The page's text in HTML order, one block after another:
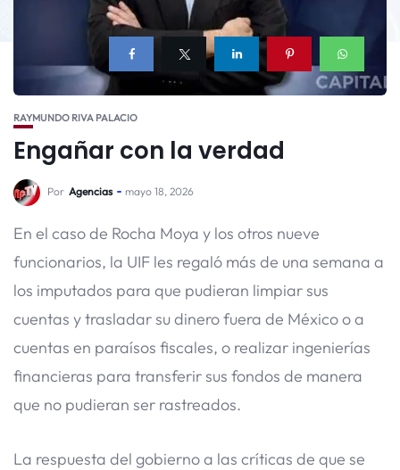
RAYMUNDO RIVA PALACIO
Engañar con la verdad
Por Agencias mayo 18, 2026
En el caso de Rocha Moya y los otros nueve
funcionarios, la UIF les regaló más de una semana a
los imputados para que pudieran limpiar sus
cuentas y trasladar su dinero fuera de México o a
cuentas en paraísos fiscales, o realizar ingenierías
financieras para transferir sus fondos de manera
que no pudieran ser rastreados.
La respuesta del gobierno a las críticas de que se